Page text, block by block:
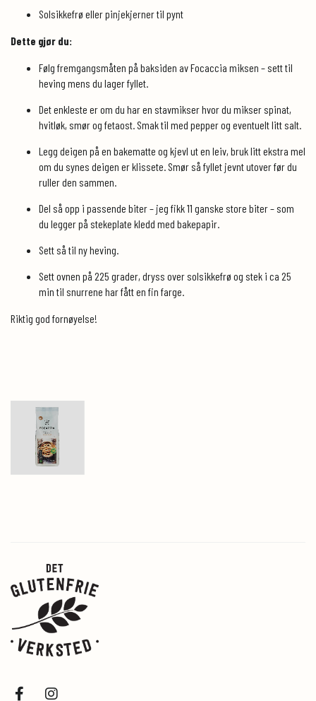
Solsikkefrø eller pinjekjerner til pynt
Dette gjør du:
Følg fremgangsmåten på baksiden av Focaccia miksen – sett til
heving mens du lager fyllet.
Det enkleste er om du har en stavmikser hvor du mikser spinat,
hvitløk, smør og fetaost. Smak til med pepper og eventuelt litt salt.
Legg deigen på en bakematte og kjevl ut en leiv, bruk litt ekstra mel
om du synes deigen er klissete. Smør så fyllet jevnt utover før du
ruller den sammen.
Del så opp i passende biter – jeg fikk 11 ganske store biter – som
du legger på stekeplate kledd med bakepapir.
Sett så til ny heving.
Sett ovnen på 225 grader, dryss over solsikkefrø og stek i ca 25
min til snurrene har fått en fin farge.
Riktig god fornøyelse!